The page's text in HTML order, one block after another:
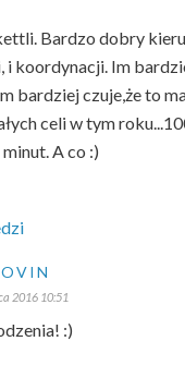
Bardzo dobry
i koordynacji. Im
bardziej czuje,że to
celi w tym
A co :)
2016 10:51
:)